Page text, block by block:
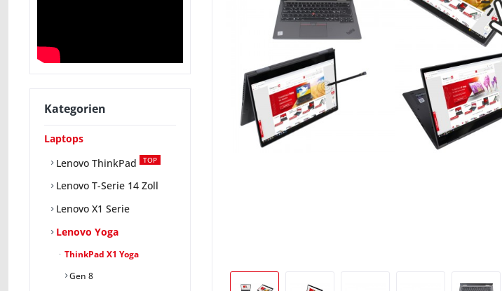
Kategorien
Laptops
Lenovo ThinkPad
TOP
Lenovo T-Serie 14 Zoll
Lenovo X1 Serie
Lenovo Yoga
ThinkPad X1 Yoga
Gen 8